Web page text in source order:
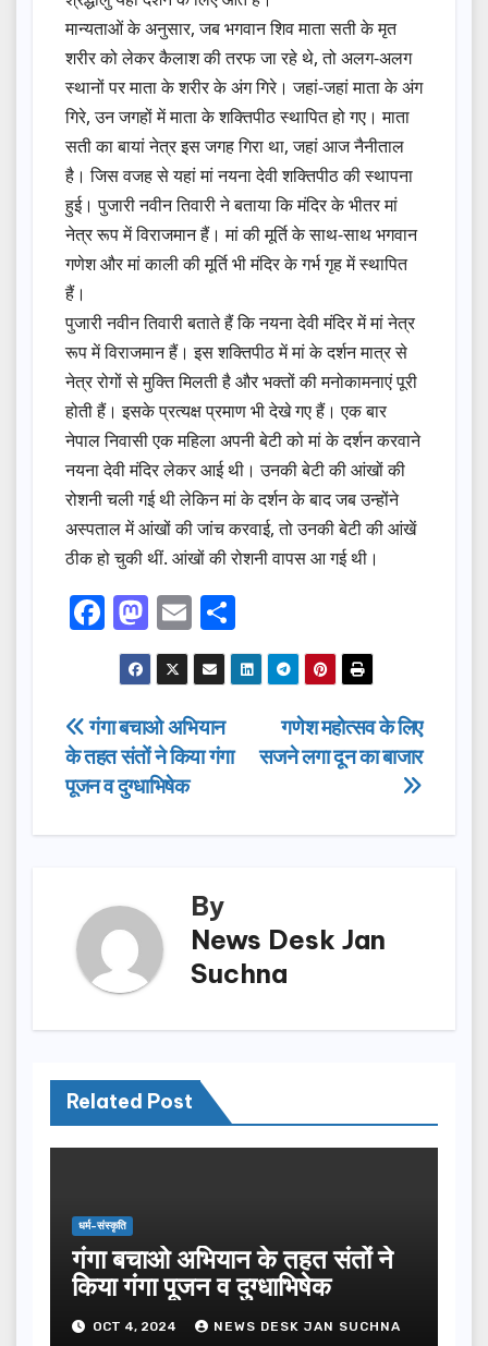
मान्यताओं के अनुसार, जब भगवान शिव माता सती के मृत
शरीर को लेकर कैलाश की तरफ जा रहे थे, तो अलग-अलग
स्थानों पर माता के शरीर के अंग गिरे। जहां-जहां माता के अंग
गिरे, उन जगहों में माता के शक्तिपीठ स्थापित हो गए। माता
सती का बायां नेत्र इस जगह गिरा था, जहां आज नैनीताल
है। जिस वजह से यहां मां नयना देवी शक्तिपीठ की स्थापना
हुई। पुजारी नवीन तिवारी ने बताया कि मंदिर के भीतर मां
नेत्र रूप में विराजमान हैं। मां की मूर्ति के साथ-साथ भगवान
गणेश और मां काली की मूर्ति भी मंदिर के गर्भ गृह में स्थापित
हैं।
पुजारी नवीन तिवारी बताते हैं कि नयना देवी मंदिर में मां नेत्र
रूप में विराजमान हैं। इस शक्तिपीठ में मां के दर्शन मात्र से
नेत्र रोगों से मुक्ति मिलती है और भक्तों की मनोकामनाएं पूरी
होती हैं। इसके प्रत्यक्ष प्रमाण भी देखे गए हैं। एक बार
नेपाल निवासी एक महिला अपनी बेटी को मां के दर्शन करवाने
नयना देवी मंदिर लेकर आई थी। उनकी बेटी की आंखों की
रोशनी चली गई थी लेकिन मां के दर्शन के बाद जब उन्होंने
अस्पताल में आंखों की जांच करवाई, तो उनकी बेटी की आंखें
ठीक हो चुकी थीं. आंखों की रोशनी वापस आ गई थी।
F
a
c
e
b
o
M
a
st
o
d
o
E
m
ail
h
ar
Post
navigation
गणेश महोत्सव के लिए
सजने लगा दून का बाजार
गंगा बचाओ अभियान
के तहत संतों ने किया गंगा
पूजन व दुग्धाभिषेक
By
News Desk Jan
Suchna
Related Post
धर्म-संस्कृति
गंगा बचाओ अभियान के तहत संतों ने
किया गंगा पूजन व दुग्धाभिषेक
OCT 4, 2024 NEWS DESK JAN SUCHNA